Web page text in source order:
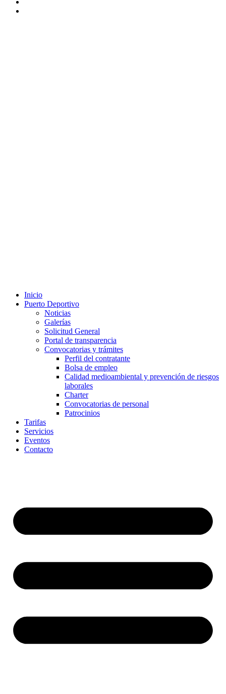
Inicio
Puerto Deportivo
Noticias
Galerías
Solicitud General
Portal de transparencia
Convocatorias y trámites
Perfil del contratante
Bolsa de empleo
Calidad medioambiental y prevención de riesgos
laborales
Charter
Convocatorias de personal
Patrocinios
Tarifas
Servicios
Eventos
Contacto